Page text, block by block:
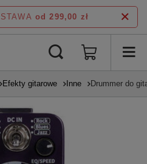
od 299,00 zł
Efekty gitarowe Inne Drummer do